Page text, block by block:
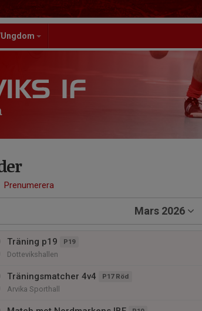
Prenumerera
Mars 2026
Träning p19 P19
Dottevikshallen
Träningsmatcher 4v4 P17 Röd
Arvika Sporthall